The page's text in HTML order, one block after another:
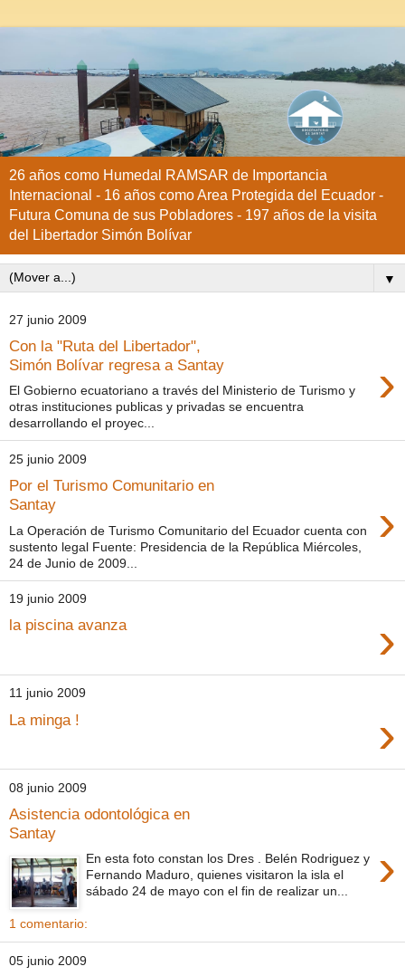
26 años como Humedal RAMSAR de Importancia
Internacional - 16 años como Area Protegida del Ecuador -
Futura Comuna de sus Pobladores - 197 años de la visita
del Libertador Simón Bolívar
▼
27 junio 2009
Con la "Ruta del Libertador",
Simón Bolívar regresa a Santay
›
El Gobierno ecuatoriano a través del Ministerio de Turismo y
otras instituciones publicas y privadas se encuentra
desarrollando el proyec...
25 junio 2009
Por el Turismo Comunitario en
Santay
›
La Operación de Turismo Comunitario del Ecuador cuenta con
sustento legal Fuente: Presidencia de la República Miércoles,
24 de Junio de 2009...
19 junio 2009
la piscina avanza ›
11 junio 2009
La minga ! ›
08 junio 2009
Asistencia odontológica en
Santay
›
En esta foto constan los Dres . Belén Rodriguez y
Fernando Maduro, quienes visitaron la isla el
sábado 24 de mayo con el fin de realizar un...
1 comentario:
05 junio 2009